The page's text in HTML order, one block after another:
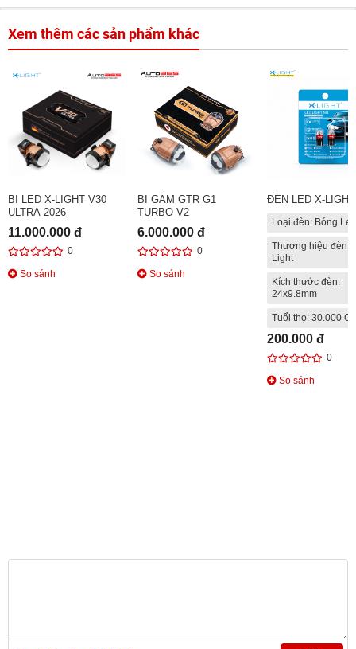
Xem thêm các sản phẩm khác
BI LED X-LIGHT V30
ULTRA 2026
11.000.000 đ
0
So sánh
BI GẦM GTR G1
TURBO V2
6.000.000 đ
0
So sánh
ĐÈN LED X-
Loại đèn: Bóng Led
Thương hiệu đèn:
Light
Kích thước đèn:
24x9.8mm
Tuổi thọ: 30.000
200.000 đ
0
So sánh